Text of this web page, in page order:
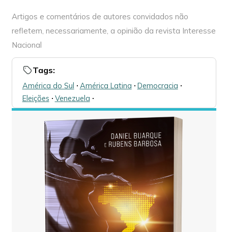
Artigos e comentários de autores convidados não
refletem, necessariamente, a opinião da revista Interesse
Nacional
Tags:
América do Sul 🞌 América Latina 🞌 Democracia 🞌
Eleições 🞌 Venezuela 🞌